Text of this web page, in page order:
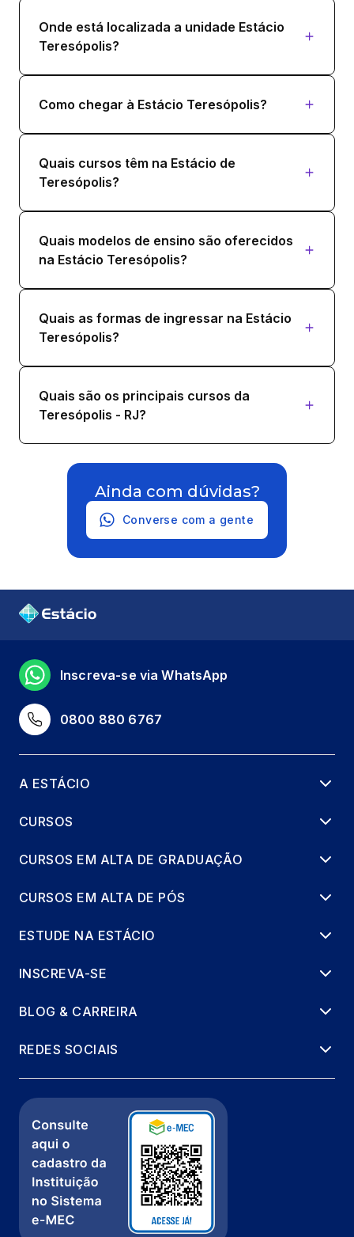
Onde está localizada a unidade Estácio
Teresópolis?
Como chegar à Estácio Teresópolis?
Quais cursos têm na Estácio de
Teresópolis?
Quais modelos de ensino são oferecidos
na Estácio Teresópolis?
Quais as formas de ingressar na Estácio
Teresópolis?
Quais são os principais cursos da
Teresópolis - RJ?
Ainda com dúvidas?
Converse com a gente
0800 880 6767
Inscreva-se via WhatsApp
A ESTÁCIO
CURSOS
CURSOS EM ALTA DE GRADUAÇÃO
CURSOS EM ALTA DE PÓS
ESTUDE NA ESTÁCIO
INSCREVA-SE
BLOG & CARREIRA
REDES SOCIAIS